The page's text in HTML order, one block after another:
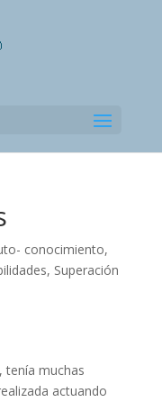
conocimiento,
, Superación
tenía muchas
actuando